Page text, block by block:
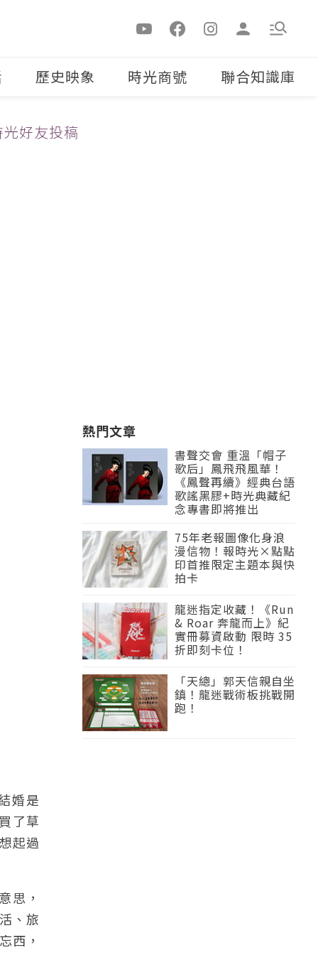
歷史映象 時光商號 聯合知識庫
好友投稿
婚是
了草
起過
思，
、旅
西，
熱門文章
書聲交會 重溫「帽子
歌后」鳳飛飛風華！
《鳳聲再續》經典台語
歌謠黑膠+時光典藏紀
念專書即將推出
75年老報圖像化身浪
漫信物！報時光×點點
印首推限定主題本與快
拍卡
龍迷指定收藏！《Run
& Roar 奔龍而上》紀
實冊募資啟動 限時 35
折即刻卡位！
「天總」郭天信親自坐
鎮！龍迷戰術板挑戰開
跑！